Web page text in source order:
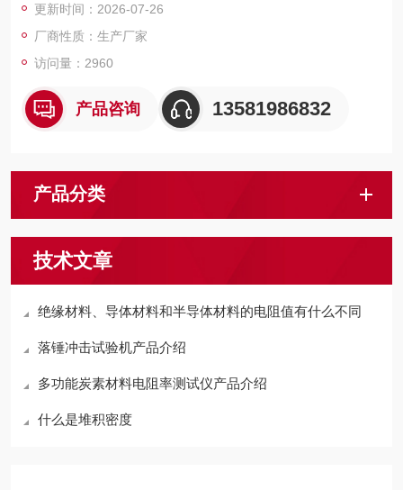
更新时间：2026-07-26
厂商性质：生产厂家
访问量：2960
产品咨询 13581986832
产品分类
技术文章
绝缘材料、导体材料和半导体材料的电阻值有什么不同
落锤冲击试验机产品介绍
多功能炭素材料电阻率测试仪产品介绍
什么是堆积密度